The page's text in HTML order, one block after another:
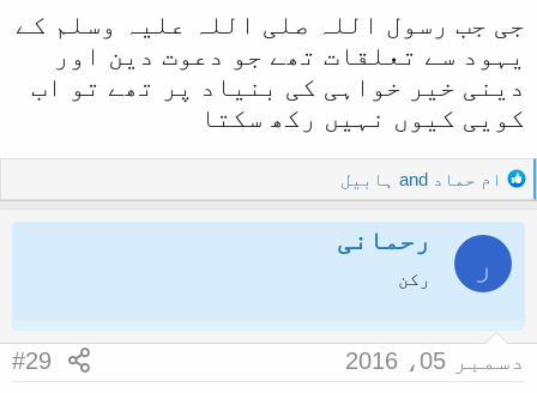
جی جب رسول اللہ صلی اللہ علیہ وسلم کے
یہود سے تعلقات تھے جو دعوت دین اور
دینی خیر خواہی کی بنیاد پر تھے تو اب
کویی کیوں نہیں رکھ سکتا
R
e
a
o
ام حماد ہابیل
ر
رحمانی
رکن
دسمبر 05، 2016 #29